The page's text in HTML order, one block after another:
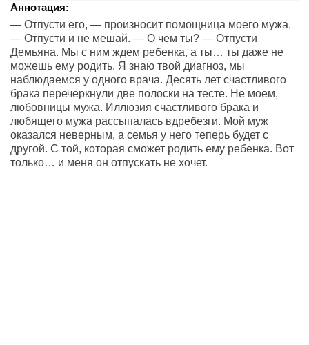
Аннотация:
— Отпусти его, — произносит помощница моего мужа.
— Отпусти и не мешай. — О чем ты? — Отпусти
Демьяна. Мы с ним ждем ребенка, а ты… ты даже не
можешь ему родить. Я знаю твой диагноз, мы
наблюдаемся у одного врача. Десять лет счастливого
брака перечеркнули две полоски на тесте. Не моем,
любовницы мужа. Иллюзия счастливого брака и
любящего мужа рассыпалась вдребезги. Мой муж
оказался неверным, а семья у него теперь будет с
другой. С той, которая сможет родить ему ребенка. Вот
только… и меня он отпускать не хочет.